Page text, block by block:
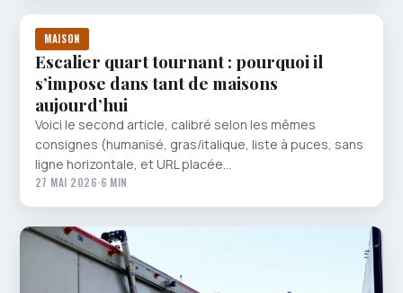
MAISON
Escalier quart tournant : pourquoi il
s’impose dans tant de maisons
aujourd’hui
Voici le second article, calibré selon les mêmes
consignes (humanisé, gras/italique, liste à puces, sans
ligne horizontale, et URL placée…
27 MAI 2026·6 MIN